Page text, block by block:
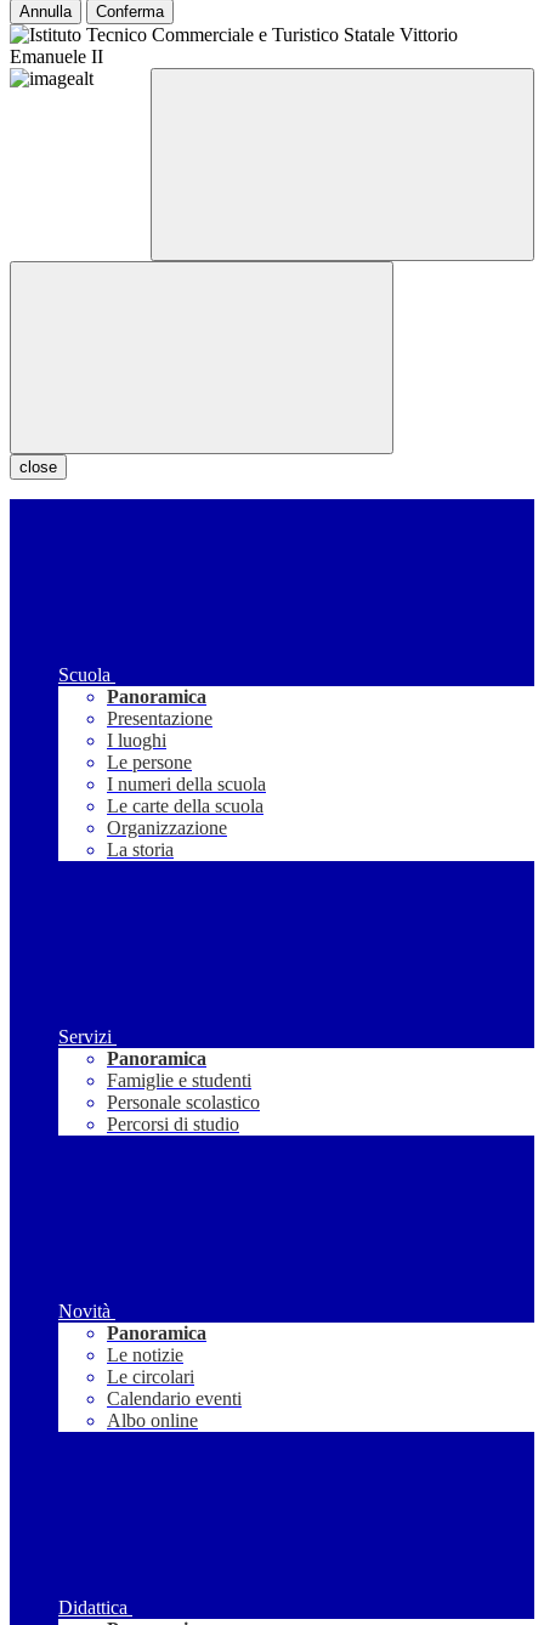
Annulla Conferma
close
Scuola
Panoramica
Presentazione
I luoghi
Le persone
I numeri della scuola
Le carte della scuola
Organizzazione
La storia
Servizi
Panoramica
Famiglie e studenti
Personale scolastico
Percorsi di studio
Novità
Panoramica
Le notizie
Le circolari
Calendario eventi
Albo online
Didattica